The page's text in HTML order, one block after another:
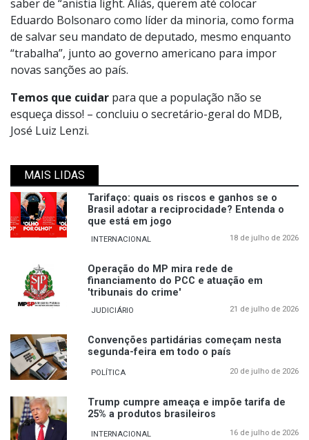
saber de “anistia light. Aliás, querem até colocar
Eduardo Bolsonaro como líder da minoria, como forma
de salvar seu mandato de deputado, mesmo enquanto
“trabalha”, junto ao governo americano para impor
novas sanções ao país.
Temos que cuidar para que a população não se
esqueça disso! – concluiu o secretário-geral do MDB,
José Luiz Lenzi.
MAIS LIDAS
Tarifaço: quais os riscos e ganhos se o
Brasil adotar a reciprocidade? Entenda o
que está em jogo
INTERNACIONAL 18 de julho de 2026
Operação do MP mira rede de
financiamento do PCC e atuação em
'tribunais do crime'
JUDICIÁRIO 21 de julho de 2026
Convenções partidárias começam nesta
segunda-feira em todo o país
POLÍTICA 20 de julho de 2026
Trump cumpre ameaça e impõe tarifa de
25% a produtos brasileiros
INTERNACIONAL 16 de julho de 2026